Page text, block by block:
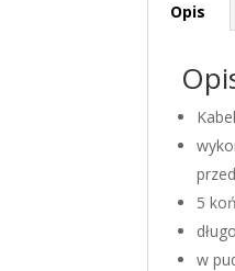
Opis
5
w